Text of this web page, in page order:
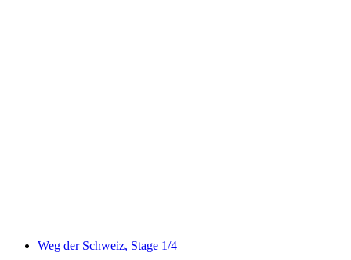
Weg der Schweiz, Stage 1/4